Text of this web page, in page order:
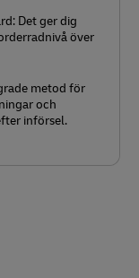
Det ger dig
över
metod för
och
införsel.